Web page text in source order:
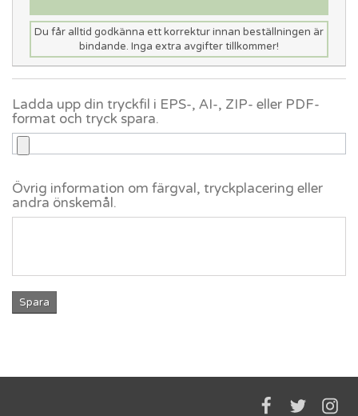
Du får alltid godkänna ett korrektur innan beställningen är
bindande. Inga extra avgifter tillkommer!
Ladda upp din tryckfil i EPS-, AI-, ZIP- eller PDF-
format och tryck spara.
Övrig information om färgval, tryckplacering eller
andra önskemål.
Spara